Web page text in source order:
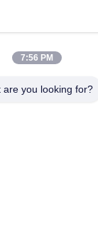
testowania
tkanin w torebce
wulkanizacji na
7:56 PM
are you looking for?